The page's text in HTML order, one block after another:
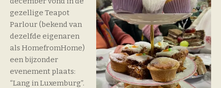
gezellige Teapot
Parlour (bekend van
dezelfde eigenaren
als HomefromHome)
een bijzonder
evenement plaats:
“Lang in Luxemburg”.